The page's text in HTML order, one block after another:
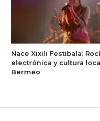
Nace Xixili Festibala:
electrónica y cultura
Bermeo